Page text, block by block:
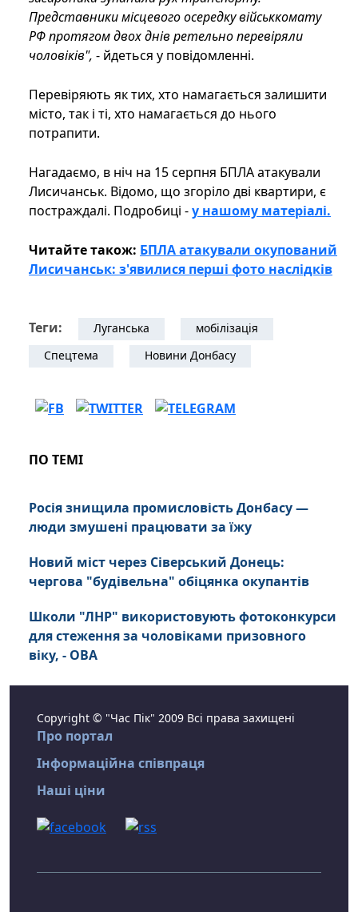
Представники місцевого осередку військкомату
РФ протягом двох днів ретельно перевіряли
чоловіків", - йдеться у повідомленні.
Перевіряють як тих, хто намагається залишити
місто, так і ті, хто намагається до нього
потрапити.
Нагадаємо, в ніч на 15 серпня БПЛА атакували
Лисичанськ. Відомо, що згоріло дві квартири, є
постраждалі. Подробиці -у нашому матеріалі.
Читайте також: БПЛА атакували окупований
Лисичанськ: з'явилися перші фото наслідків
Теги: Луганська
мобілізація
Спецтема
Новини Донбасу
ПО ТЕМІ
Росія знищила промисловість Донбасу —
люди змушені працювати за їжу
Новий міст через Сіверський Донець:
чергова "будівельна" обіцянка окупантів
Школи "ЛНР" використовують фотоконкурси
для стеження за чоловіками призовного
віку, - ОВА
Copyright © "Час Пік" 2009 Всі права захищені
Про портал
Інформаційна співпраця
Наші ціни